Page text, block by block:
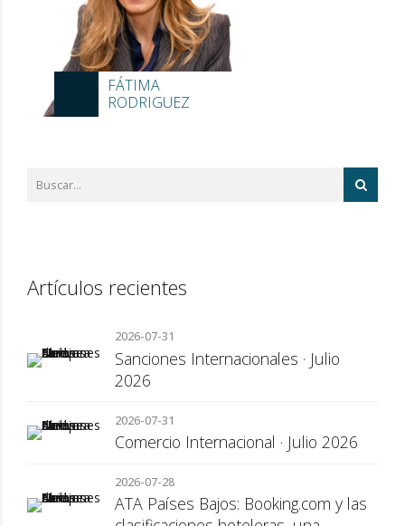
FÁTIMA
RODRIGUEZ
Artículos recientes
2026-07-31
Sanciones Internacionales · Julio
2026
2026-07-31
Comercio Internacional · Julio 2026
2026-07-28
ATA Países Bajos: Booking.com y las